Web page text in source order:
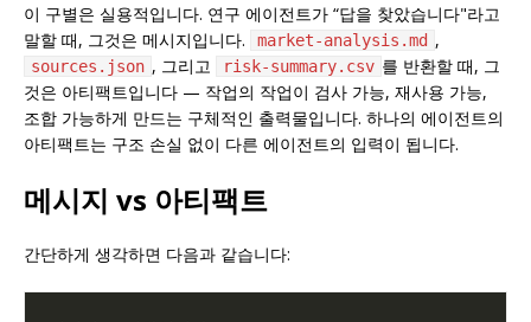
이 구별은 실용적입니다. 연구 에이전트가 “답을 찾았습니다"라고
말할 때, 그것은 메시지입니다.
market-analysis.md ,
sources.json , 그리고 risk-summary.csv 를 반환할 때, 그
것은 아티팩트입니다 — 작업의 작업이 검사 가능, 재사용 가능,
조합 가능하게 만드는 구체적인 출력물입니다. 하나의 에이전트의
아티팩트는 구조 손실 없이 다른 에이전트의 입력이 됩니다.
메시지 vs 아티팩트
간단하게 생각하면 다음과 같습니다: